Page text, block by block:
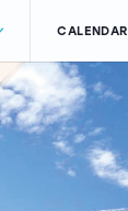
CALENDAR